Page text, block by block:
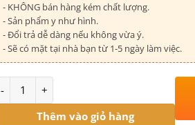
- KHÔNG bán hàng kém chất lượng.
- Sản phẩm y như hình.
- Đổi trả dễ dàng nếu không vừa ý.
- Sẽ có mặt tại nhà bạn từ 1-5 ngày làm việc.
Số lượng
Thêm vào giỏ hàng